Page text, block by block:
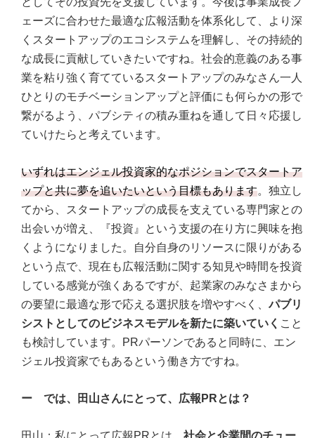
ェーズに合わせた最適な広報活動を体系化して、より深
くスタートアップのエコシステムを理解し、その持続的
な成長に貢献していきたいですね。社会的意義のある事
業を粘り強く育てているスタートアップのみなさん一人
ひとりのモチベーションアップと評価にも何らかの形で
繋がるよう、パブシティの積み重ねを通して日々応援し
ていけたらと考えています。
いずれはエンジェル投資家的なポジションでスタートア
ップと共に夢を追いたいという目標もあります。独立し
てから、スタートアップの成長を支えている専門家との
出会いが増え、『投資』という支援の在り方に興味を抱
くようになりました。自分自身のリソースに限りがある
という点で、現在も広報活動に関する知見や時間を投資
している感覚が強くあるですが、起業家のみなさまから
の要望に最適な形で応える選択肢を増やすべく、パブリ
シストとしてのビジネスモデルを新たに築いていく こと
も検討しています。PRパーソンであると同時に、エン
ジェル投資家でもあるという働き方ですね。
ー では、田山さんにとって、広報PRとは？